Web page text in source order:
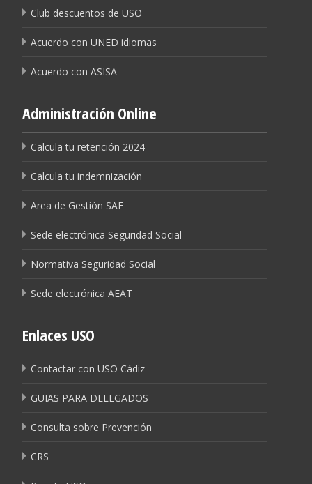
Club descuentos de USO
Acuerdo con UNED idiomas
Acuerdo con ASISA
Administración Online
Calcula tu retención 2024
Calcula tu indemnización
Area de Gestión SAE
Sede electrónica Seguridad Social
Normativa Seguridad Social
Sede electrónica AEAT
Enlaces USO
Contactar con USO Cádiz
GUIAS PARA DELEGADOS
Consulta sobre Prevención
CRS